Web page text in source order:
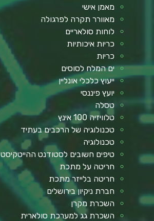
מאמן אישי
מאוורר תקרה לפרגולה
לוחות סולאריים
כריות איכותיות
כריות
ים המלח לסוסים
ייעוץ כלכלי אונליין
יועץ פיננסי
טסלה
טלוויזיה 100 אינץ
טכנולוגיה של הרכבים בעתיד
טכנולוגיה
טיפים חשובים לסטודנט ההייטקיסט
חריטה על מתכת
חריטה בלייזר מתכת
חברת ניקיון בירושלים
השכרת מקרן
השכרת גג למערכת סולארית